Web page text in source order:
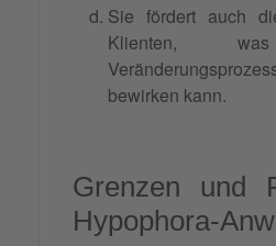
Sie fördert auch
Klienten,
bewirken kann.
Grenzen und
Hypophora-